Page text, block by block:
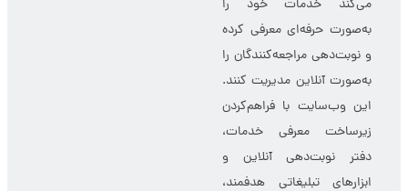
یلدامدتور یک وب‌سایت
تخصصی در حوزه سلامت و
زیبایی است که به مراکز
درمانی، کلینیک‌های زیبایی،
سالن‌ها و آرایشگاه‌ها کمک
می‌کند خدمات خود را
به‌صورت حرفه‌ای معرفی کرده
و نوبت‌دهی مراجعه‌کنندگان را